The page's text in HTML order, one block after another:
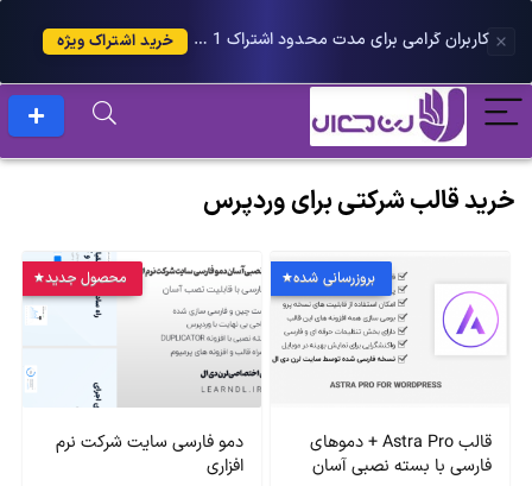
کاربران گرامی برای مدت محدود اشتراک 1 ساله پلاس را می توانید با 25 درصد تخفیف دریافت کنید. خرید اشتراک ویژه
خرید قالب شرکتی برای وردپرس
بروزرسانی شده
قالب Astra Pro + دموهای
فارسی با بسته نصبی آسان
محصول جدید
دمو فارسی سایت شرکت نرم
افزاری